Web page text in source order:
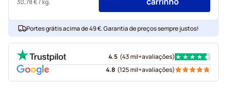
30,78 €/ kg.
Portes grátis acima de 49 €. Garantia de preços sempre justos!
4.5 (43 mil+avaliações)
4.8 (125 mil+avaliações)